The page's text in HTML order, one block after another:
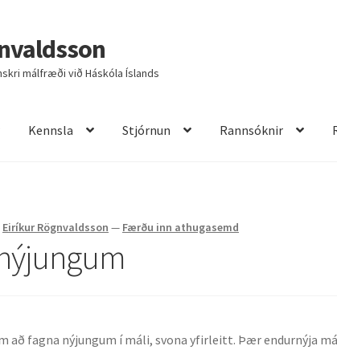
málfræði við Háskóla Íslands
Kennsla Stjórnun Rannsóknir
Eiríkur Rögnvaldsson — Færðu inn athugasemd
að fagna nýjungum í máli, svona yfirleitt. Þær endurnýja